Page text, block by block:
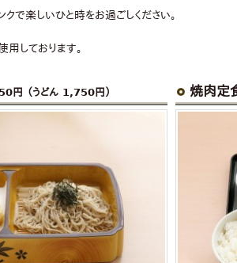
クで楽しいひと時をお過ごしください。
しております。
円 （うどん 1,750円） 焼肉定